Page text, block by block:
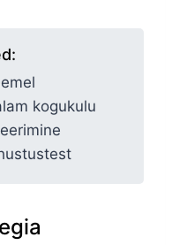
kogukulu